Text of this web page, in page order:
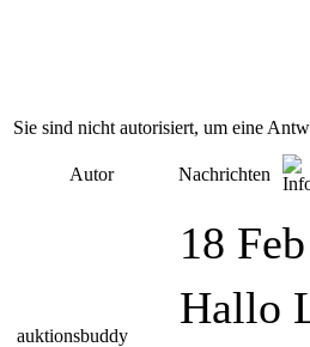
Sie sind nicht autorisiert, um eine
Autor Nachrichten
auktionsbuddy
18
Hallo